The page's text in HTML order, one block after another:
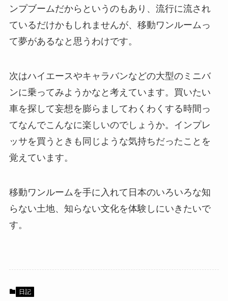
ンプブームだからというのもあり、流行に流され
ているだけかもしれませんが、移動ワンルームっ
て夢があるなと思うわけです。
次はハイエースやキャラバンなどの大型のミニバ
ンに乗ってみようかなと考えています。買いたい
車を探して妄想を膨らましてわくわくする時間っ
てなんでこんなに楽しいのでしょうか。インプレ
ッサを買うときも同じような気持ちだったことを
覚えています。
移動ワンルームを手に入れて日本のいろいろな知
らない土地、知らない文化を体験しにいきたいで
す。
日記